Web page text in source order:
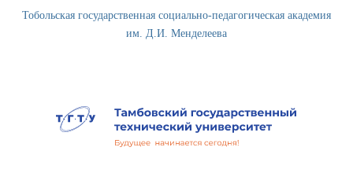
Тобольская государственная социально-педагогическая академия
им. Д.И. Менделеева